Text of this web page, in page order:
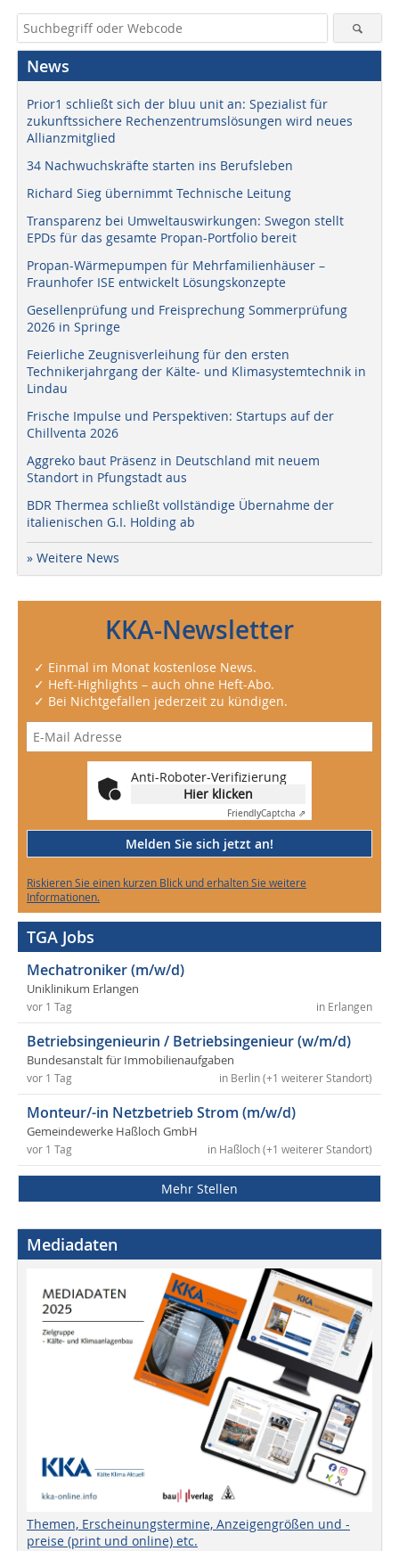
News
Prior1 schließt sich der bluu unit an: Spezialist für
zukunftssichere Rechenzentrumslösungen wird neues
Allianzmitglied
34 Nachwuchskräfte starten ins Berufsleben
Richard Sieg übernimmt Technische Leitung
Transparenz bei Umweltauswirkungen: Swegon stellt
EPDs für das gesamte Propan-Portfolio bereit
Propan-Wärmepumpen für Mehrfamilienhäuser –
Fraunhofer ISE entwickelt Lösungskonzepte
Gesellenprüfung und Freisprechung Sommerprüfung
2026 in Springe
Feierliche Zeugnisverleihung für den ersten
Technikerjahrgang der Kälte- und Klimasystemtechnik in
Lindau
Frische Impulse und Perspektiven: Startups auf der
Chillventa 2026
Aggreko baut Präsenz in Deutschland mit neuem
Standort in Pfungstadt aus
BDR Thermea schließt vollständige Übernahme der
italienischen G.I. Holding ab
» Weitere News
KKA-Newsletter
✓ Einmal im Monat kostenlose News.
✓ Heft-Highlights – auch ohne Heft-Abo.
✓ Bei Nichtgefallen jederzeit zu kündigen.
Anti-Roboter-Verifizierung
Hier klicken
FriendlyCaptcha ⇗
Melden Sie sich jetzt an!
Riskieren Sie einen kurzen Blick und erhalten Sie weitere
Informationen.
TGA Jobs
Mechatroniker (m/w/d)
Uniklinikum Erlangen
in Erlangen
vor 1 Tag
Betriebsingenieurin / Betriebsingenieur (w/m/d)
Bundesanstalt für Immobilienaufgaben
in Berlin (+1 weiterer Standort)
vor 1 Tag
Monteur/-in Netzbetrieb Strom (m/w/d)
Gemeindewerke Haßloch GmbH
in Haßloch (+1 weiterer Standort)
vor 1 Tag
Mehr Stellen
Mediadaten
Themen, Erscheinungstermine, Anzeigengrößen und -
preise (print und online) etc.